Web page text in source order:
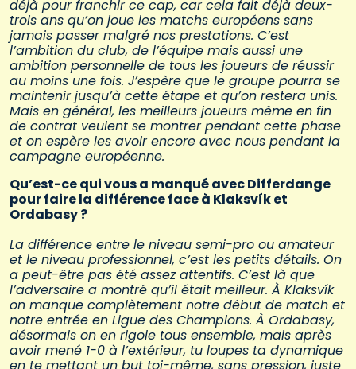
déjà pour franchir ce cap, car cela fait déjà deux-
trois ans qu’on joue les matchs européens sans
jamais passer malgré nos prestations. C’est
l’ambition du club, de l’équipe mais aussi une
ambition personnelle de tous les joueurs de réussir
au moins une fois. J’espère que le groupe pourra se
maintenir jusqu’à cette étape et qu’on restera unis.
Mais en général, les meilleurs joueurs même en fin
de contrat veulent se montrer pendant cette phase
et on espère les avoir encore avec nous pendant la
campagne européenne.
Qu’est-ce qui vous a manqué avec Differdange
pour faire la différence face à Klaksvík et
Ordabasy ?
La différence entre le niveau semi-pro ou amateur
et le niveau professionnel, c’est les petits détails. On
a peut-être pas été assez attentifs. C’est là que
l’adversaire a montré qu’il était meilleur. À Klaksvík
on manque complètement notre début de match et
notre entrée en Ligue des Champions. À Ordabasy,
désormais on en rigole tous ensemble, mais après
avoir mené 1-0 à l’extérieur, tu loupes ta dynamique